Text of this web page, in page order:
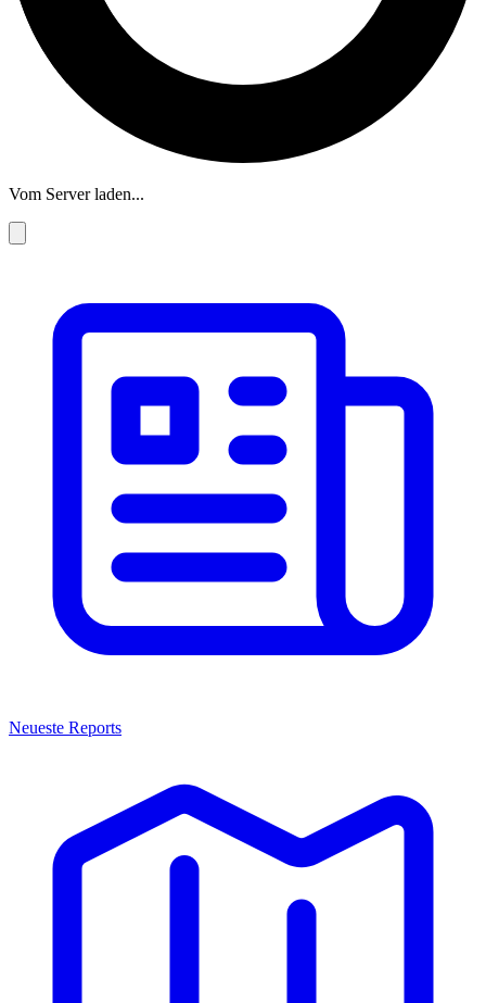
Vom Server laden...
Neueste Reports